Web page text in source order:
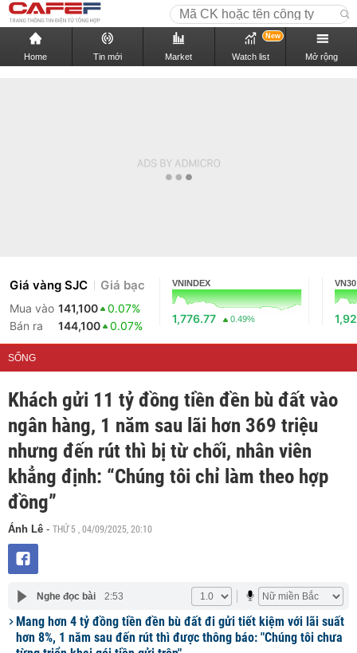
Home Tin mới Market Watch list
New
Mở rộng
Giá vàng SJC Giá bạc
Mua vào 141,100
0.07%
Bán ra
144,100 0.07%
VNINDEX
1,776.77 0.49%
VN30
SỐNG
Khách gửi 11 tỷ đồng tiền đền bù đất vào
ngân hàng, 1 năm sau lãi hơn 369 triệu
nhưng đến rút thì bị từ chối, nhân viên
khẳng định: “Chúng tôi chỉ làm theo hợp
đồng”
Ánh Lê - THỨ 5 , 04/09/2025, 20:10
Nghe đọc bài 2:53
Mang hơn 4 tỷ đồng tiền đền bù đất đi gửi tiết kiệm với lãi suất
hơn 8%, 1 năm sau đến rút thì được thông báo: "Chúng tôi chưa